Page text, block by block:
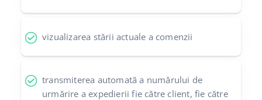
vizualizarea stării actuale a comenzii
transmiterea automată a numărului de
urmărire a expedierii fie către client, fie către